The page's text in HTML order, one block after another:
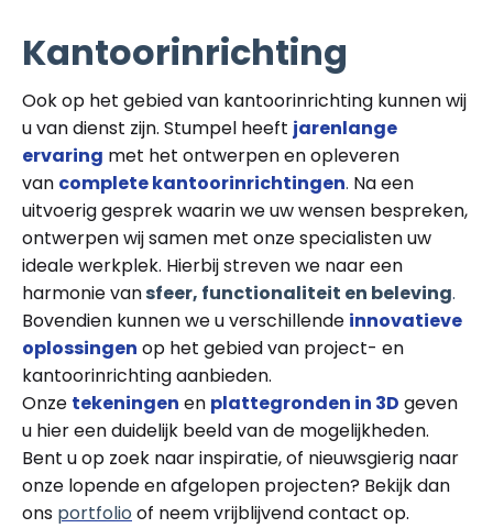
Kantoorinrichting
Ook op het gebied van kantoorinrichting kunnen wij
u van dienst zijn. Stumpel heeft jarenlange
ervaring met het ontwerpen en opleveren
van complete kantoorinrichtingen. Na een
uitvoerig gesprek waarin we uw wensen bespreken,
ontwerpen wij samen met onze specialisten uw
ideale werkplek. Hierbij streven we naar een
harmonie vansfeer, functionaliteit en beleving.
Bovendien kunnen we u verschillende innovatieve
oplossingen op het gebied van project- en
kantoorinrichting aanbieden.
Onze tekeningen en plattegronden in 3D geven
u hier een duidelijk beeld van de mogelijkheden.
Bent u op zoek naar inspiratie, of nieuwsgierig naar
onze lopende en afgelopen projecten? Bekijk dan
ons portfolio of neem vrijblijvend contact op.